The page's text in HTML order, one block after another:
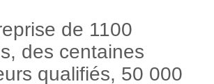
de 1100
des centaines
qualifiés, 50 000